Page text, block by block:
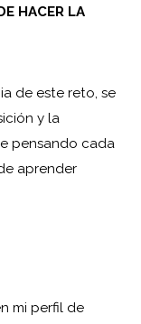
HACER LA
de este reto, se
y la
pensando cada
aprender
mi perfil de